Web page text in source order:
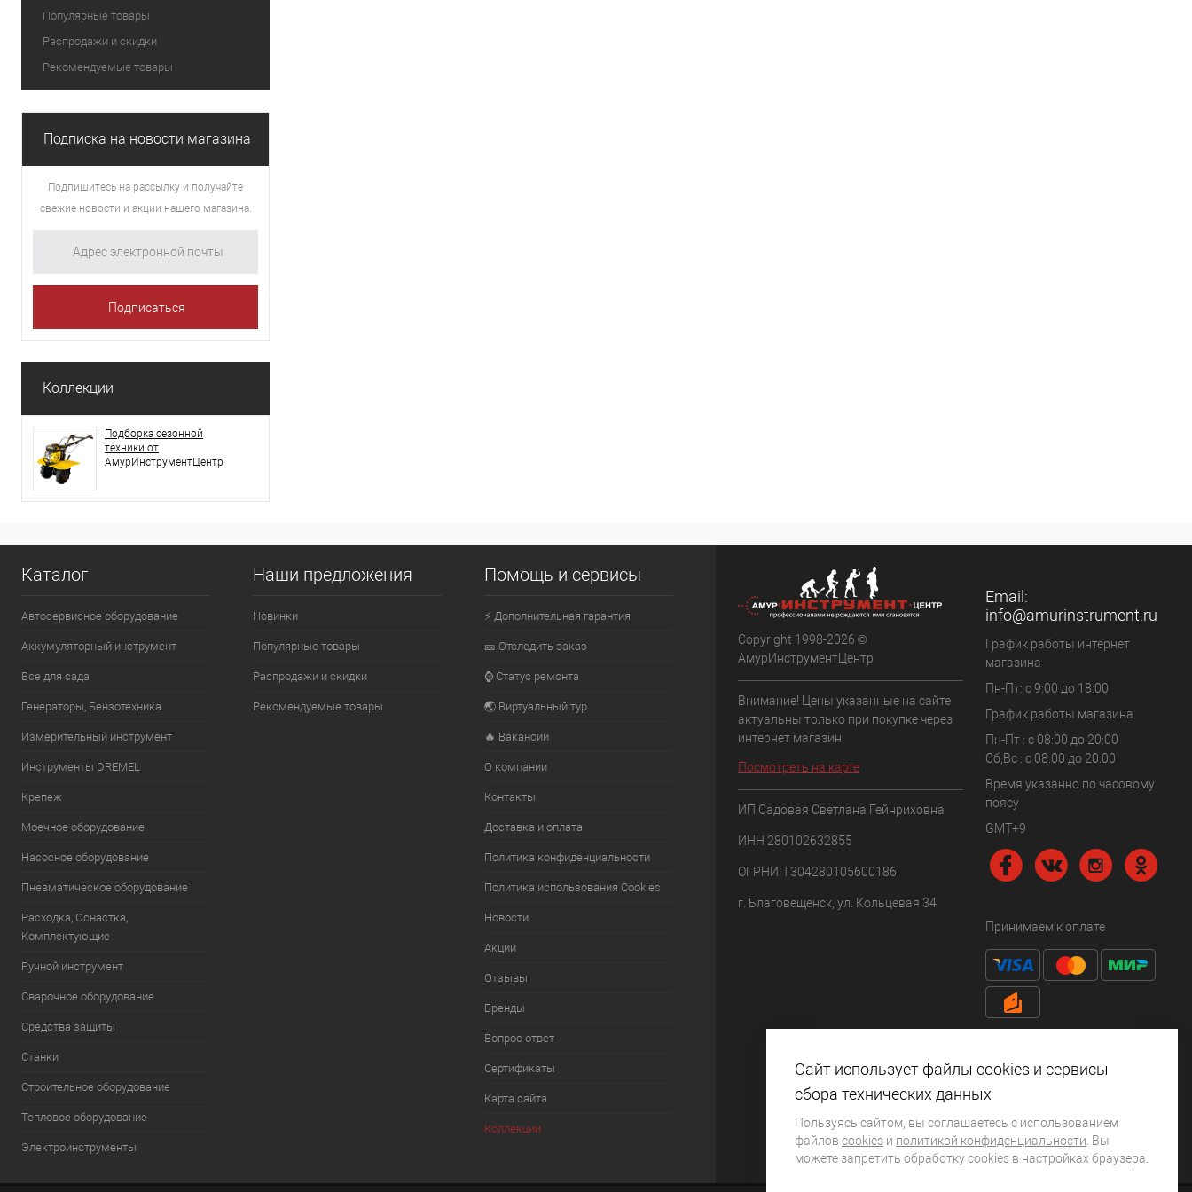
Популярные товары
Распродажи и скидки
Рекомендуемые товары
Подписка на новости магазина
Подпишитесь на рассылку и получайте
свежие новости и акции нашего магазина.
Коллекции
Подборка сезонной
техники от
АмурИнструментЦентр
Каталог
Автосервисное оборудование
Аккумуляторный инструмент
Все для сада
Генераторы, Бензотехника
Измерительный инструмент
Инструменты DREMEL
Крепеж
Моечное оборудование
Насосное оборудование
Пневматическое оборудование
Расходка, Оснастка,
Комплектующие
Ручной инструмент
Сварочное оборудование
Средства защиты
Станки
Строительное оборудование
Тепловое оборудование
Электроинструменты
Наши предложения
Новинки
Популярные товары
Распродажи и скидки
Рекомендуемые товары
Помощь и сервисы
⚡ Дополнительная гарантия
🎫 Отследить заказ
⌚ Статус ремонта
🌏 Виртуальный тур
🔥 Вакансии
О компании
Контакты
Доставка и оплата
Политика конфиденциальности
Политика использования Cookies
Новости
Акции
Отзывы
Бренды
Вопрос ответ
Сертификаты
Карта сайта
Коллекции
Copyright 1998-2026 ©
АмурИнструментЦентр
Внимание! Цены указанные на сайте
актуальны только при покупке через
интернет магазин
Посмотреть на карте
ИП Садовая Светлана Гейнриховна
ИНН 280102632855
ОГРНИП 304280105600186
г. Благовещенск, ул. Кольцевая 34
Email:
info@amurinstrument.ru
График работы интернет
магазина
Пн-Пт: с 9:00 до 18:00
График работы магазина
Пн-Пт : с 08:00 до 20:00
Сб,Вс : с 08:00 до 20:00
Время указанно по часовому
поясу
GMT+9
Принимаем к оплате
Сайт использует файлы cookies и сервисы
сбора технических данных
Пользуясь сайтом, вы соглашаетесь с использованием
файлов cookies и политикой конфиденциальности . Вы
можете запретить обработку сookies в настройках браузера.